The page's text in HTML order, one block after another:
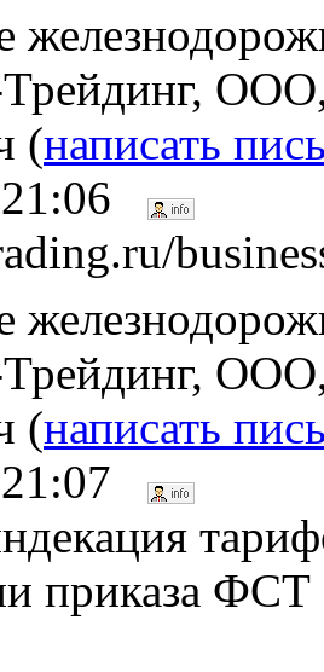
(написать
(написать
приказа